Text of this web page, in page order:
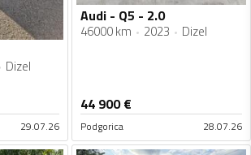
Dizel
29.07.26
Audi - Q5 - 2.0
46000 km 2023 Dizel
44 900€
Podgorica 28.07.26